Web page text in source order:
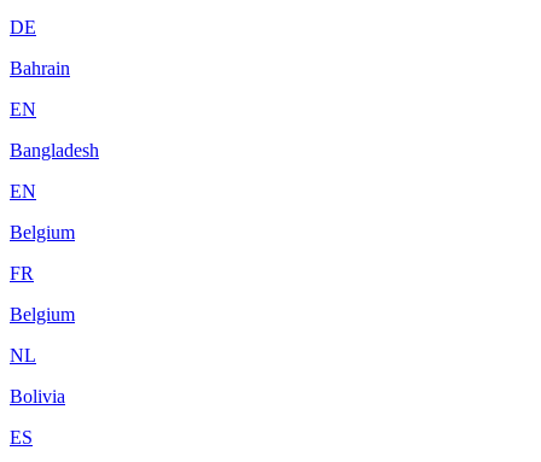
DE
Bahrain
EN
Bangladesh
EN
Belgium
FR
Belgium
NL
Bolivia
ES